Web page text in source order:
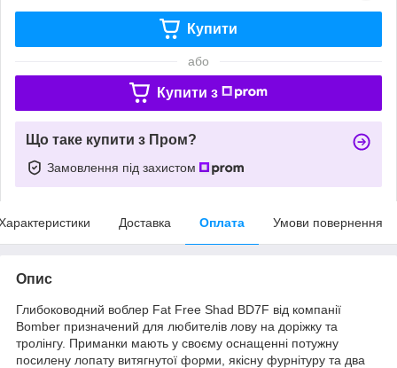
Купити
або
Купити з
Що таке купити з Пром?
Замовлення під захистом
Доставка Оплата Умови повернення
Опис
Глибоководний воблер Fat Free Shad BD7F від компанії
Bomber призначений для любителів лову на доріжку та
тролінгу. Приманки мають у своєму оснащенні потужну
посилену лопату витягнутої форми, якісну фурнітуру та два